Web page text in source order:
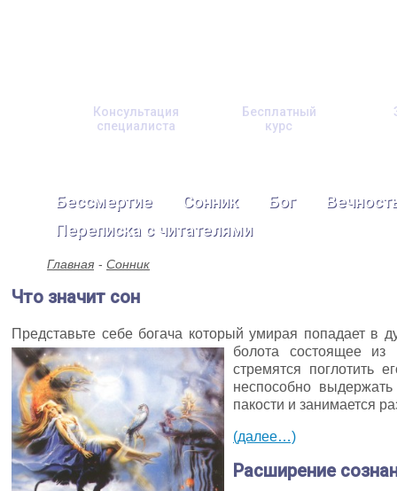
Консультация
специалиста
Бесплатный
курс
Бессмертие Сонник Бог
Переписка с читателями
Главная Сонник
Что значит сон
Представьте себе богача который умирая попадает в
болота состоящее
стремятся поглотить
неспособно
пакости и занимается
(далее…)
Расширение